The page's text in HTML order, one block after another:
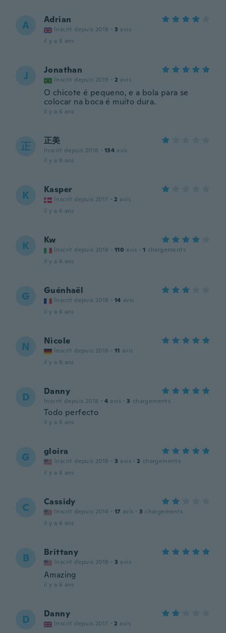
A Adrian
Inscrit depuis 2018 · 3 avis
il y a 6 ans
J Jonathan
Inscrit depuis 2019 · 2 avis
O chicote é pequeno, e a bola para se
colocar na boca é muito dura.
il y a 6 ans
正 正美
Inscrit depuis 2018 · 134 avis
il y a 6 ans
K Kasper
Inscrit depuis 2017 · 2 avis
il y a 6 ans
K Kw
Inscrit depuis 2018 · 110 avis · 1 chargements
il y a 6 ans
G Guénhaël
Inscrit depuis 2018 · 14 avis
il y a 6 ans
N Nicole
Inscrit depuis 2016 · 11 avis
il y a 6 ans
D Danny
Inscrit depuis 2018 · 4 avis · 3 chargements
Todo perfecto
il y a 6 ans
G gloira
Inscrit depuis 2018 · 3 avis · 2 chargements
il y a 6 ans
C Cassidy
Inscrit depuis 2014 · 17 avis · 3 chargements
il y a 6 ans
B Brittany
Inscrit depuis 2018 · 3 avis
Amazing
il y a 6 ans
D Danny
Inscrit depuis 2017 · 2 avis